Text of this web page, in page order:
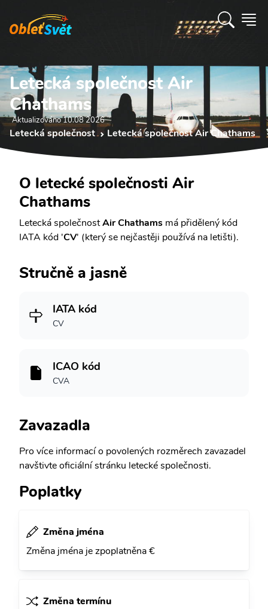
Letecká společnost Air
Chathams
Aktualizováno 10.08 2026
Letecká společnost Letecká společnost Air Chathams
O letecké společnosti Air
Chathams
Letecká společnostAir Chathams má přidělený kód
IATA kód 'CV' (který se nejčastěji používá na letišti).
Stručně a jasně
IATA kód
CV
ICAO kód
CVA
Zavazadla
Pro více informací o povolených rozměrech zavazadel
navštivte oficiální stránku letecké společnosti.
Poplatky
Změna jména
Změna jména je zpoplatněna €
Změna termínu